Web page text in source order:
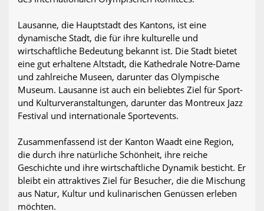
Lausanne, die Hauptstadt des Kantons, ist eine
dynamische Stadt, die für ihre kulturelle und
wirtschaftliche Bedeutung bekannt ist. Die Stadt bietet
eine gut erhaltene Altstadt, die Kathedrale Notre-Dame
und zahlreiche Museen, darunter das Olympische
Museum. Lausanne ist auch ein beliebtes Ziel für Sport-
und Kulturveranstaltungen, darunter das Montreux Jazz
Festival und internationale Sportevents.
Zusammenfassend ist der Kanton Waadt eine Region,
die durch ihre natürliche Schönheit, ihre reiche
Geschichte und ihre wirtschaftliche Dynamik besticht. Er
bleibt ein attraktives Ziel für Besucher, die die Mischung
aus Natur, Kultur und kulinarischen Genüssen erleben
möchten.